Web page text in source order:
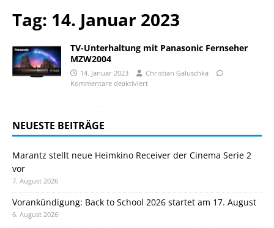
Tag: 14. Januar 2023
TV-Unterhaltung mit Panasonic Fernseher
MZW2004
14. Januar 2023
Christian Galuschka
Kommentare deaktiviert
NEUESTE BEITRÄGE
Marantz stellt neue Heimkino Receiver der Cinema Serie 2
vor
7. August 2026
Vorankündigung: Back to School 2026 startet am 17. August
6. August 2026